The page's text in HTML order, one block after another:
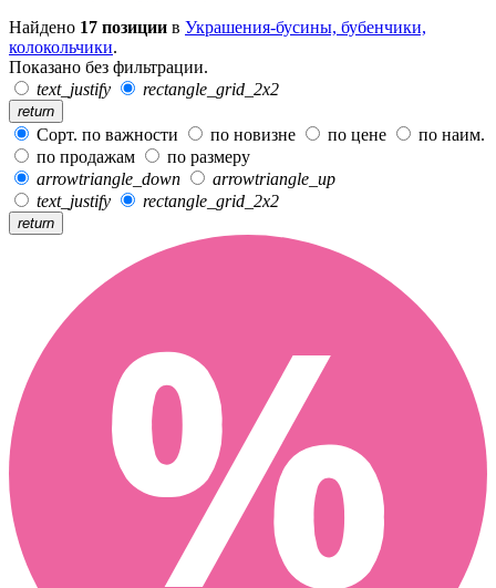
Найдено 17 позиции в Украшения-бусины, бубенчики,
колокольчики.
Показано без фильтрации.
text_justify
rectangle_grid_2x2
return
Сорт. по важности по новизне по цене
по наим.
по продажам
по размеру
arrowtriangle_down
arrowtriangle_up
text_justify
rectangle_grid_2x2
return